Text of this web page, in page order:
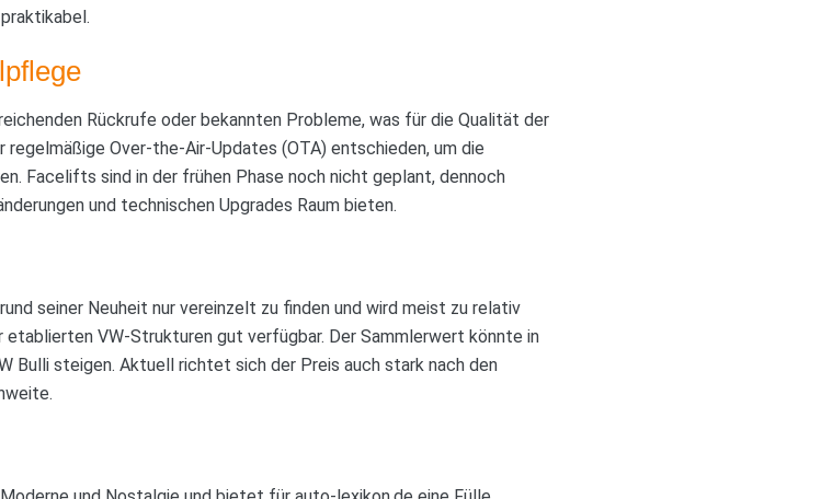
Rückrufe oder bekannten Probleme, was für die Qualität der
Over-the-Air-Updates (OTA) entschieden, um die
Facelifts sind in der frühen Phase noch nicht geplant, dennoch
und technischen Upgrades Raum bieten.
seiner Neuheit nur vereinzelt zu finden und wird meist zu relativ
VW-Strukturen gut verfügbar. Der Sammlerwert könnte in
Bulli steigen. Aktuell richtet sich der Preis auch stark nach den